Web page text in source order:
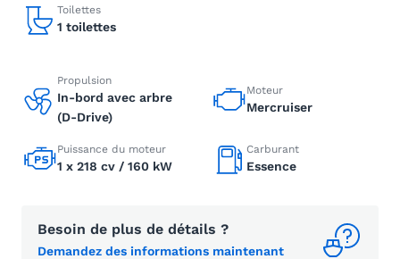
Toilettes
1 toilettes
Propulsion
In-bord avec arbre
(D-Drive)
Moteur
Mercruiser
Puissance du moteur
1 x 218 cv / 160 kW
Carburant
Essence
Besoin de plus de détails ?
Demandez des informations maintenant